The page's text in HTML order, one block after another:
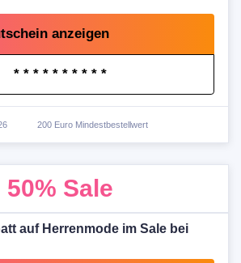
anzeigen
* * * * * * * * * *
200 Euro Mindestbestellwert
50% Sale
auf Herrenmode im Sale bei